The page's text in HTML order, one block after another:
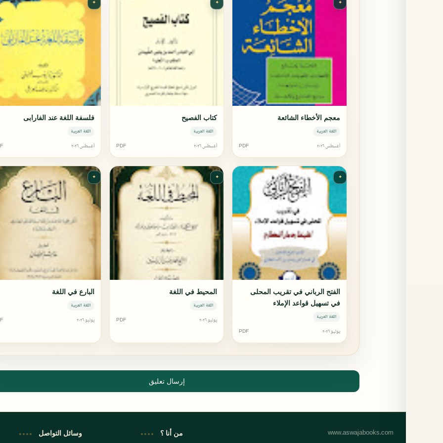
✦
معجم الأخطاء الشائعة
اللغة العربية
أغسطس ٢٠٢٦ PDF
✦
كتاب الفصيح
اللغة العربية
أغسطس ٢٠٢٦ PDF
✦
فلسفة اللغة عند الفارابى
اللغة العربية
أغسطس ٢٠٢٦
✦
الفتح الرباني في تقريب المحلى
في تسهيل قواعد الإملاء
اللغة العربية
يوليو ٢٠٢٦ PDF
✦
المحيط في اللغة
اللغة العربية
يوليو ٢٠٢٦ PDF
✦
البارع في اللغة
اللغة العربية
يوليو ٢٠٢٦
إرسال تعليق
من أنا ؟ وسائل التواصل